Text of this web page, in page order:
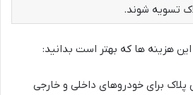
تسویه شوند.
هزینه ها که بهتر است بدانید:
برای خودروهای داخلی و خارجی